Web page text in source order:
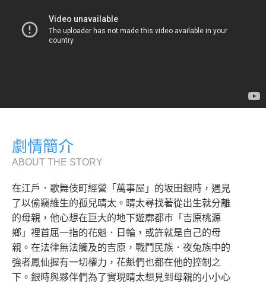
劇情簡介
ABOUT THE STORY
在江戶．歌舞伎町經營「萬事屋」的坂田銀時，遇見
了以偷竊維生的孤兒晴太。晴太尋找著從出生就分離
的母親，他心想在巨大的地下遊廓都市「吉原桃源
鄉」裡首屈一指的花魁．日輪，或許就是自己的母
親。在法律無法觸及的吉原，戰鬥民族．夜兔族中的
強者鳳仙握有一切權力，花魁們也都在他的控制之
下。銀時與夥伴們為了實現晴太想見到母親的小小心